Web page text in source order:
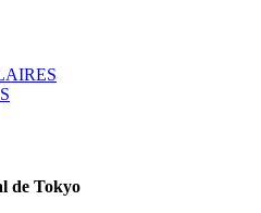
de Tokyo